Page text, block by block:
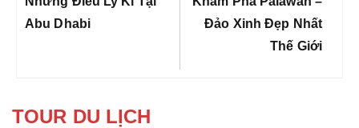
viết
Post:
Abu Dhabi
Post:
Đảo Xinh Đẹp Nhất
Thế Giới
TOUR DU LỊCH